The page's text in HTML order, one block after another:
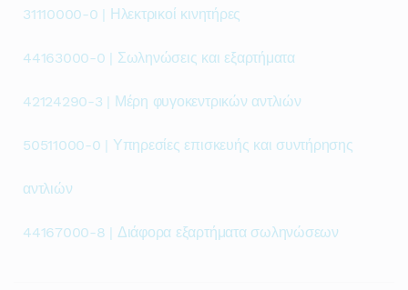
31110000-0 | Ηλεκτρικοί κινητήρες
44163000-0 | Σωληνώσεις και εξαρτήματα
42124290-3 | Μέρη φυγοκεντρικών αντλιών
50511000-0 | Υπηρεσίες επισκευής και συντήρησης
αντλιών
44167000-8 | Διάφορα εξαρτήματα σωληνώσεων